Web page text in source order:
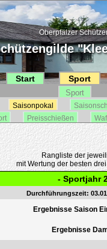
Oberpfälzer
Start Sport
Sport
Saisonpokal
Preisschießen
Rangliste der
mit Wertung der besten
- Sportjahr
Durchführungszeit:
Ergebnisse Saison
Ergebnisse